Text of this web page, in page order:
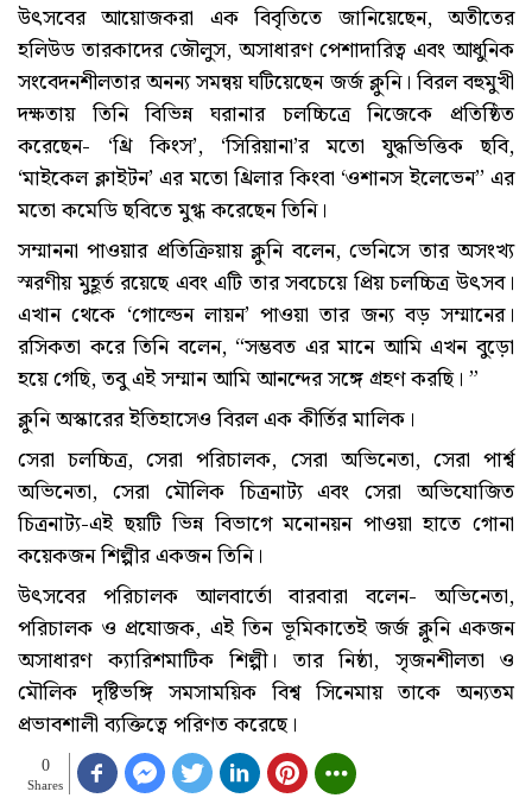
উৎসবের আয়োজকরা এক বিবৃতিতে জানিয়েছেন, অতীতের
হলিউড তারকাদের জৌলুস, অসাধারণ পেশাদারিত্ব এবং আধুনিক
সংবেদনশীলতার অনন্য সমন্বয় ঘটিয়েছেন জর্জ ক্লুনি। বিরল বহুমুখী
দক্ষতায় তিনি বিভিন্ন ঘরানার চলচ্চিত্রে নিজেকে প্রতিষ্ঠিত
করেছেন- ‘থ্রি কিংস’, ‘সিরিয়ানা’র মতো যুদ্ধভিত্তিক ছবি,
‘মাইকেল ক্লাইটন’ এর মতো থ্রিলার কিংবা ‘ওশানস ইলেভেন’’ এর
মতো কমেডি ছবিতে মুগ্ধ করেছেন তিনি।
সম্মাননা পাওয়ার প্রতিক্রিয়ায় ক্লুনি বলেন, ভেনিসে তার অসংখ্য
স্মরণীয় মুহূর্ত রয়েছে এবং এটি তার সবচেয়ে প্রিয় চলচ্চিত্র উৎসব।
এখান থেকে ‘গোল্ডেন লায়ন’ পাওয়া তার জন্য বড় সম্মানের।
রসিকতা করে তিনি বলেন, “সম্ভবত এর মানে আমি এখন বুড়ো
হয়ে গেছি, তবু এই সম্মান আমি আনন্দের সঙ্গে গ্রহণ করছি। ”
ক্লুনি অস্কারের ইতিহাসেও বিরল এক কীর্তির মালিক।
সেরা চলচ্চিত্র, সেরা পরিচালক, সেরা অভিনেতা, সেরা পার্শ্ব
অভিনেতা, সেরা মৌলিক চিত্রনাট্য এবং সেরা অভিযোজিত
চিত্রনাট্য-এই ছয়টি ভিন্ন বিভাগে মনোনয়ন পাওয়া হাতে গোনা
কয়েকজন শিল্পীর একজন তিনি।
উৎসবের পরিচালক আলবার্তো বারবারা বলেন- অভিনেতা,
পরিচালক ও প্রযোজক, এই তিন ভূমিকাতেই জর্জ ক্লুনি একজন
অসাধারণ ক্যারিশমাটিক শিল্পী। তার নিষ্ঠা, সৃজনশীলতা ও
মৌলিক দৃষ্টিভঙ্গি সমসাময়িক বিশ্ব সিনেমায় তাকে অন্যতম
প্রভাবশালী ব্যক্তিত্বে পরিণত করেছে।
0
Shares